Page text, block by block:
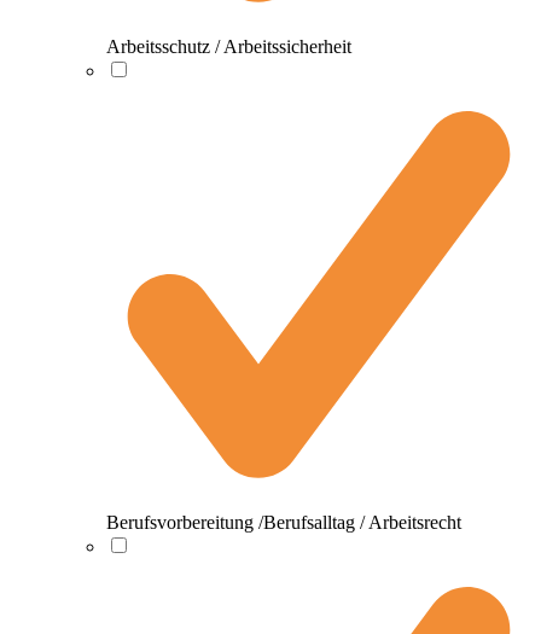
Arbeitsschutz / Arbeitssicherheit
Berufsvorbereitung /Berufsalltag / Arbeitsrecht